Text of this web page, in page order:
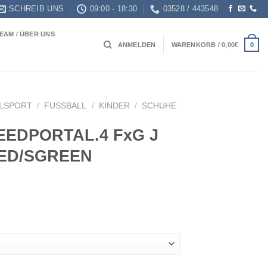
SCHREIB UNS 09:00 - 18:30 03528 / 443548
/ ÜBER UNS
ANMELDEN WARENKORB /0,00€ 0
/ FUSSBALL / KINDER /
SCHUHE
FxG J
SGREEN